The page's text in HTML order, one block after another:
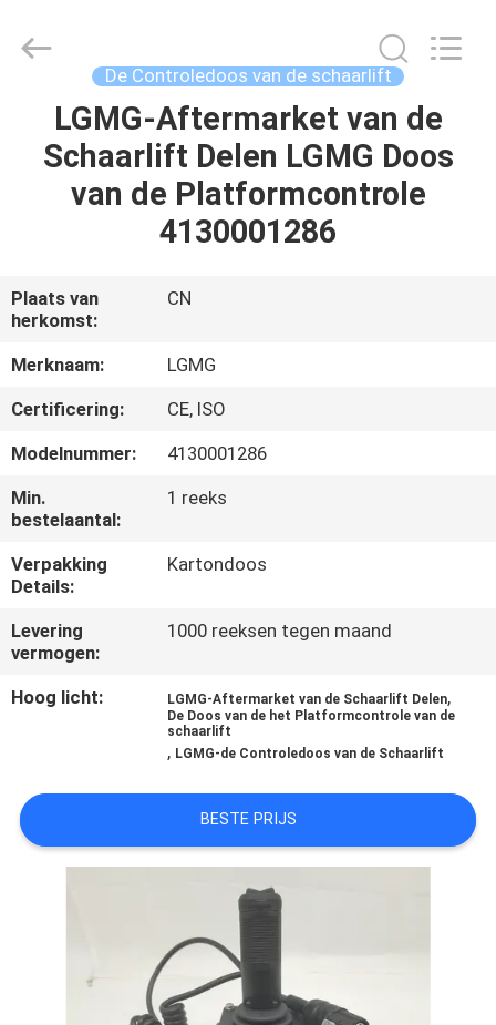
HUIS
PRODUCTEN
ONGEVEER
ONS
FABRIEKSREIS
KWALITEITSCONTROLE
CONTACTEER
ONS
VERZOEK
CITAAT
SITEMAP
POLICY
Rights
Reserved.
De Controledoos van de schaarlift
LGMG-Aftermarket van de
Schaarlift Delen LGMG Doos
van de Platformcontrole
4130001286
Plaats van
herkomst:
CN
Merknaam:
LGMG
Certificering:
CE, ISO
Modelnummer:
4130001286
Min.
bestelaantal:
1 reeks
Verpakking
Details:
Kartondoos
Levering
vermogen:
1000 reeksen tegen maand
Hoog licht: LGMG-Aftermarket van de Schaarlift Delen,
De Doos van de het Platformcontrole van de
schaarlift
, LGMG-de Controledoos van de Schaarlift
BESTE PRIJS